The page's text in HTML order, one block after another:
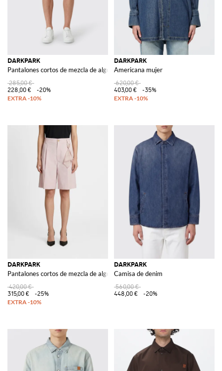
DARKPARK
Pantalones cortos de mezcla de algodón
285,00 €
228,00 €
-20%
DARKPARK
Americana mujer
620,00 €
403,00 €
-35%
DARKPARK
Pantalones cortos de mezcla de algodón
420,00 €
315,00 €
-25%
DARKPARK
Camisa de denim
560,00 €
448,00 €
-20%